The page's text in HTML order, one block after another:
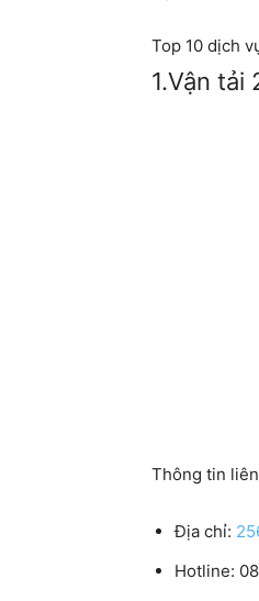
Top 10 dịch
1.Vận tải
Thông tin
Địa chỉ:
Hotline: